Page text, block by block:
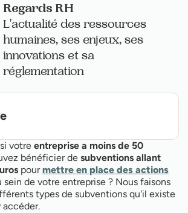
votre entreprise a moins de 50
bénéficier de subventions allant
pourmettre en place des actions
sein de votre entreprise ? Nous faisons
types de subventions qu'il existe
accéder.
Regards RH
L'actualité des ressources
humaines, ses enjeux, ses
innovations et sa
réglementation
des subventions nationales
des subventions nationales liées à la
d'attribution d'une subvention